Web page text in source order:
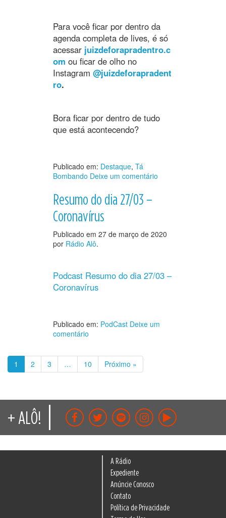
Para você ficar por dentro da
agenda completa de lives, é só
acessar juizdeforapradentro.c
om ou ficar de olho no
Instagram @juizdeforapradent
ro.
Bora ficar por dentro de tudo
que está acontecendo?
Publicado em: Destaque, Tá
Bombando Deixe um comentário
Resumo do dia 27/03 –
Coronavírus
Publicado em 27 de março de 2020
por Rádio Alô.
Podcast Resumo do dia 27/03 –
Coronavírus
Publicado em: PodCast Deixe um
comentário
1 2 3 … 10 Próximo »
+ ALÔ!
A Rádio
Expediente
Anúncie Conosco
Contato
Política de Privacidade